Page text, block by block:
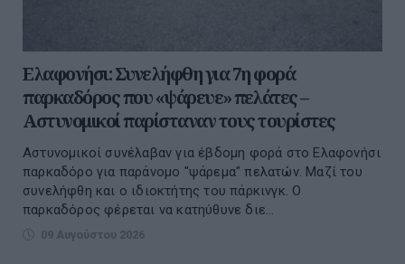
Ελαφονήσι: Συνελήφθη για 7η φορά
παρκαδόρος που «ψάρευε» πελάτες –
Αστυνομικοί παρίσταναν τους τουρίστες
Αστυνομικοί συνέλαβαν για έβδομη φορά στο Ελαφονήσι
παρκαδόρο για παράνομο "ψάρεμα" πελατών. Μαζί του
συνελήφθη και ο ιδιοκτήτης του πάρκινγκ. Ο
παρκαδόρος φέρεται να κατηύθυνε διε...
09 Αυγούστου 2026